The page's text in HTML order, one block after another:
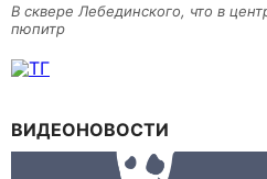
В сквере Лебединского, что в
пюпитр
ВИДЕОНОВОСТИ